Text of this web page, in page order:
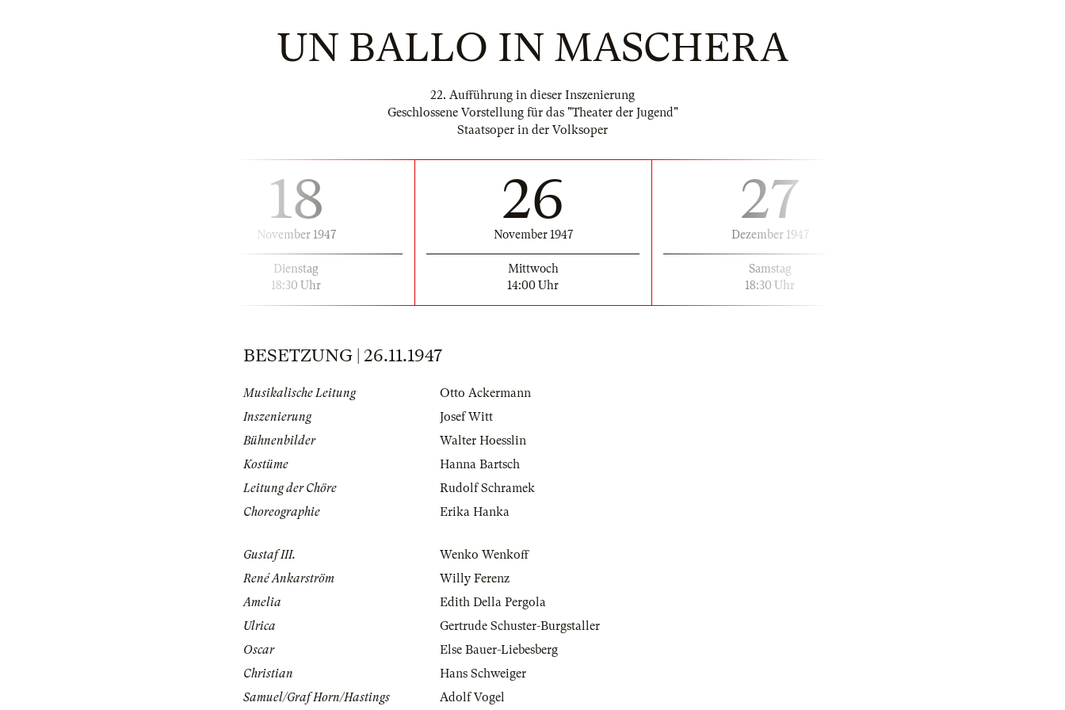
UN BALLO IN MASCHERA
22. Aufführung in dieser Inszenierung
Geschlossene Vorstellung für das "Theater der Jugend"
Staatsoper in der Volksoper
18
November 1947
Dienstag
18:30 Uhr
26
November 1947
Mittwoch
14:00 Uhr
27
Dezember 1947
Samstag
18:30 Uhr
BESETZUNG | 26.11.1947
Musikalische Leitung
Otto Ackermann
Inszenierung
Josef Witt
Bühnenbilder
Walter Hoesslin
Kostüme
Hanna Bartsch
Leitung der Chöre
Rudolf Schramek
Choreographie
Erika Hanka
Gustaf III.
Wenko Wenkoff
René Ankarström
Willy Ferenz
Amelia
Edith Della Pergola
Ulrica
Gertrude Schuster-Burgstaller
Oscar
Else Bauer-Liebesberg
Christian
Hans Schweiger
Samuel/Graf Horn/Hastings
Adolf Vogel